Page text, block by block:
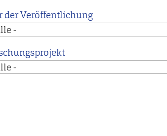
der Veröffentlichung
-
-